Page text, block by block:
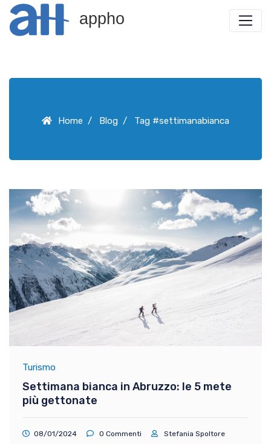
appho
Home Blog Tag #settimanabianca
Turismo
Settimana bianca in Abruzzo: le 5 mete
più gettonate
08/01/2024 0 Commenti Stefania Spoltore